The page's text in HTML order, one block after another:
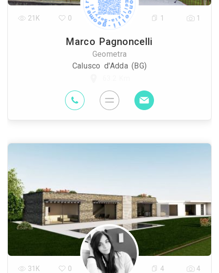
Marco Pagnoncelli
Geometra
Calusco d'Adda (BG)
21K 0 1 1
31K 0 4 4